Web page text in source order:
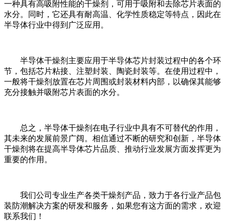
一种具有高吸附性能的干燥剂，可用于吸附和去除芯片表面的
水分。同时，它还具有耐高温、化学性质稳定等特点，因此在
半导体行业中得到广泛应用。
半导体干燥剂主要应用于半导体芯片封装过程中的各个环
节，包括芯片粘接、注塑封装、陶瓷封装等。在使用过程中，
一般将干燥剂放置在芯片周围或封装材料内部，以确保其能够
充分接触并吸附芯片表面的水分。
总之，半导体干燥剂在电子行业中具有不可替代的作用，
其未来的发展前景广阔。相信通过不断的研究和创新，半导体
干燥剂将在提高半导体芯片品质、推动行业发展方面发挥更为
重要的作用。
我们公司专业生产各类干燥剂产品，致力于各行业产品包
装防潮解决方案的研发和服务，如果您有这方面的需求，欢迎
联系我们！